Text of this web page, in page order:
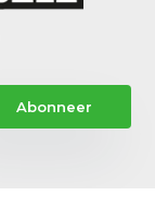
Abonneer